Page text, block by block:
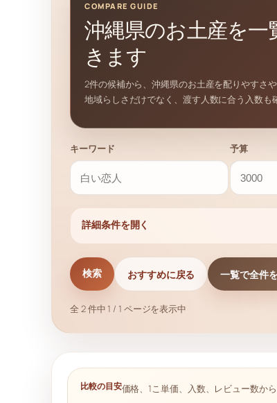
COMPARE GUIDE
沖縄県のお土産を一
きます
2件の候補から、沖縄県のお土産を配りやすさ
地域らしさだけでなく、渡す人数に合う入数も
キーワード 予算
詳細条件を開く
検索 おすすめに戻る 一覧で全件
全 2 件中 1 / 1 ページを表示中
比較の目安価格、1こ単価、入数、レビュー数か